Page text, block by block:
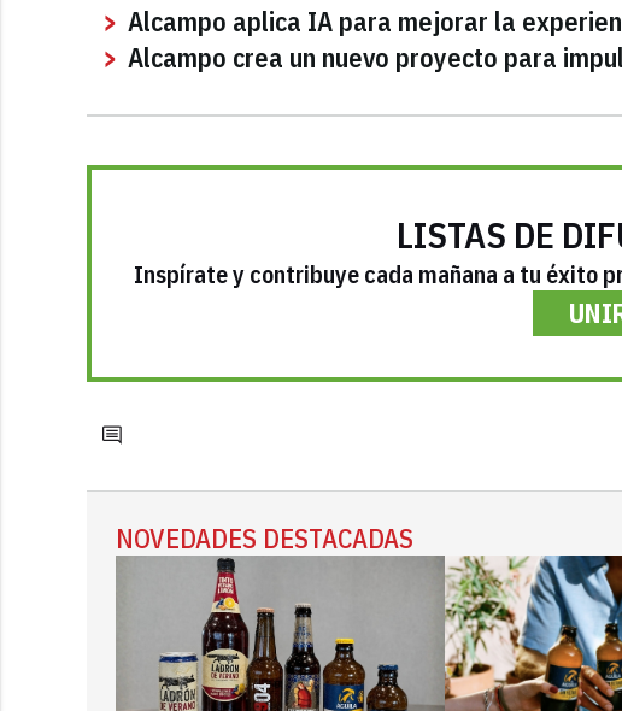
Alcampo aplica IA para mejorar la
Alcampo crea un nuevo proyecto para
LISTAS DE
Inspírate y contribuye cada mañana a tu éxito
NOVEDADES DESTACADAS